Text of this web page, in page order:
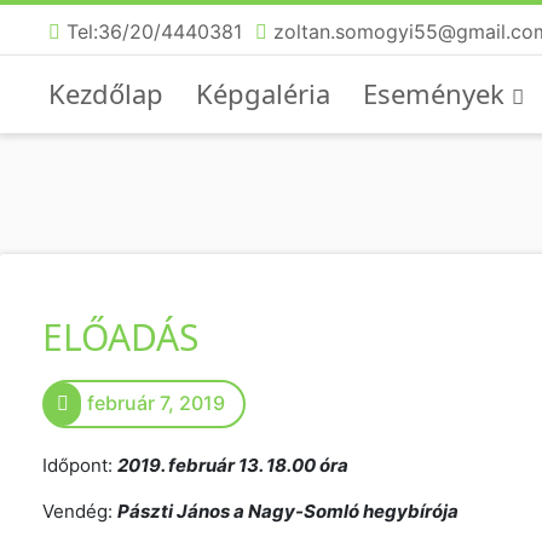
Tel:36/20/4440381
Kezdőlap Képgaléria Események
ELŐADÁS
február 7, 2019
Időpont: 2019. február 13. 18.00 óra
Vendég: Pászti János a Nagy-Somló hegybírója